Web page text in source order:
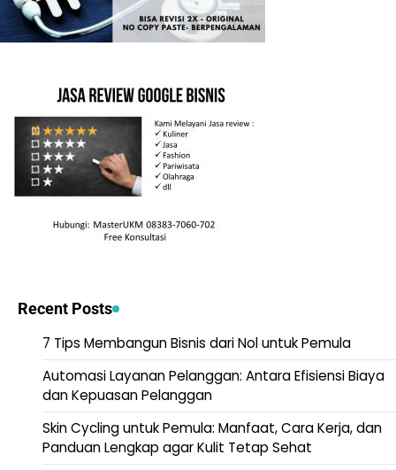
Recent Posts
7 Tips Membangun Bisnis dari Nol untuk Pemula
Automasi Layanan Pelanggan: Antara Efisiensi Biaya
dan Kepuasan Pelanggan
Skin Cycling untuk Pemula: Manfaat, Cara Kerja, dan
Panduan Lengkap agar Kulit Tetap Sehat